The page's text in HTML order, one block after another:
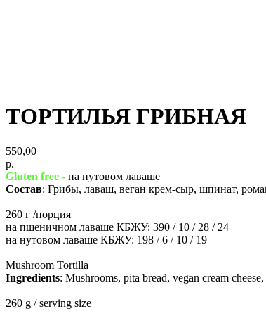
ТОРТИЛЬЯ ГРИБНАЯ
550,00
р.
Gluten free - на нутовом лаваше
Состав: Грибы, лаваш, веган крем-сыр, шпинат,
260 г /порция
на пшеничном лаваше КБЖУ: 390 / 10 / 28 / 24
на нутовом лаваше КБЖУ: 198 / 6 / 10 / 19
Mushroom Tortilla
Ingredients: Mushrooms, pita bread, vegan cream
260 g / serving size